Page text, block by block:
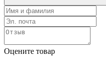
Оцените товар